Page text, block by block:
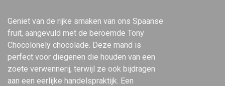
Geniet van de rijke smaken van ons Spaanse
fruit, aangevuld met de beroemde Tony
Chocolonely chocolade. Deze mand is
perfect voor diegenen die houden van een
zoete verwennerij, terwijl ze ook bijdragen
aan een eerlijke handelspraktijk. Een